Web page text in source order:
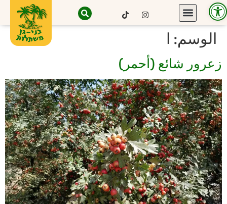
الوسم: ا
زعرور شائع (أحمر)